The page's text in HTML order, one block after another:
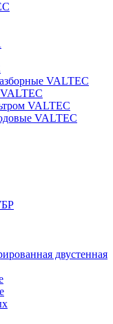
VALTEC
VALTEC
VALTEC
двустенная